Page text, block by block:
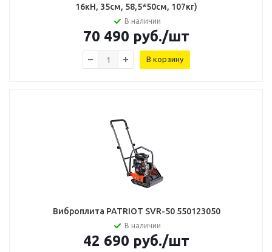
16кН, 35см, 58,5*50см, 107кг)
В наличии
70 490 руб./шт
В корзину
Виброплита PATRIOT SVR-50 550123050
В наличии
42 690 руб./шт